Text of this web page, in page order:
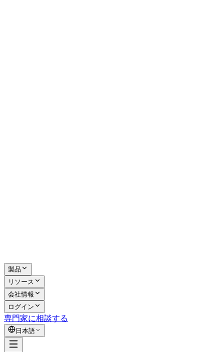
製品
リソース
会社情報
ログイン
専門家に相談する
日本語